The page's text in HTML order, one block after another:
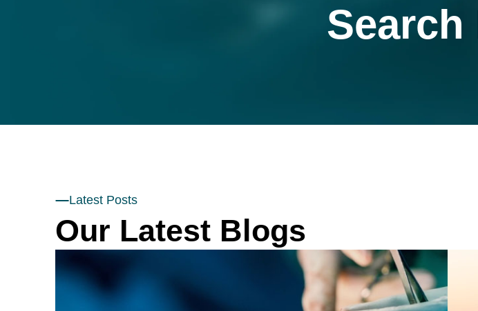
Search
Latest Posts
Our Latest Blogs